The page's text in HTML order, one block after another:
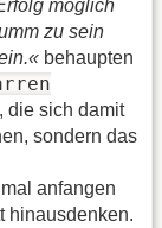
möglich
zu sein
behaupten
, die sich damit
sondern das
anfangen
hinausdenken.